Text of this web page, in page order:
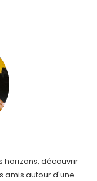
horizons, découvrir
amis autour d'une